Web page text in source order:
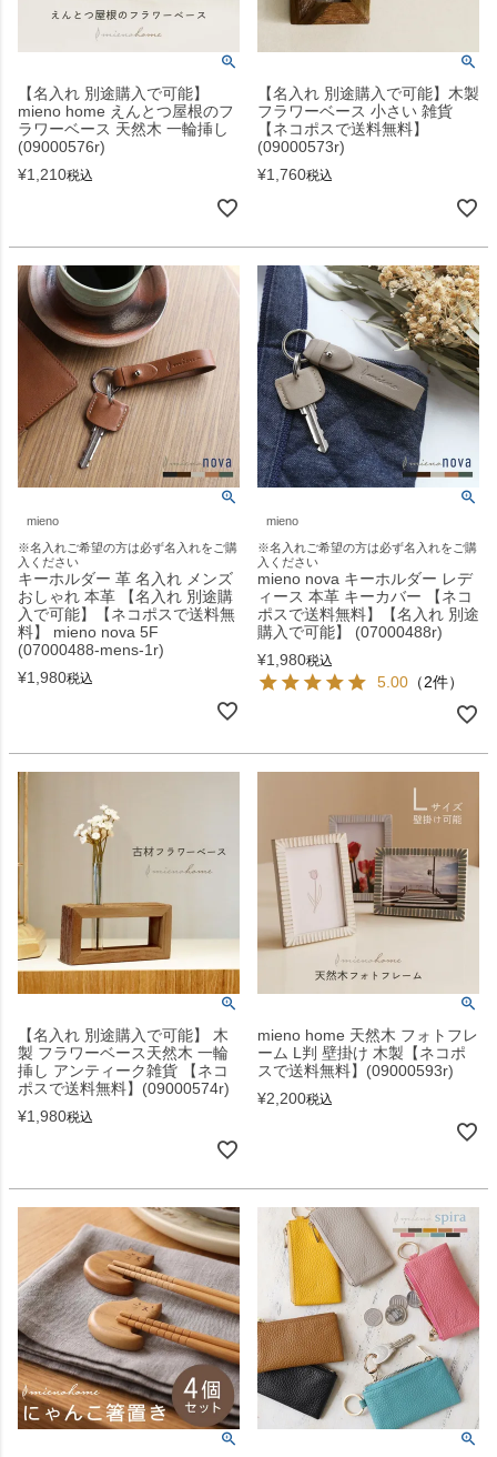
【名入れ 別途購入で可能】
mieno home えんとつ屋根のフ
ラワーベース 天然木 一輪挿し
(09000576r)
¥1,210税込
【名入れ 別途購入で可能】木製
フラワーベース 小さい 雑貨
【ネコポスで送料無料】
(09000573r)
¥1,760税込
mieno
※名入れご希望の方は必ず名入れをご購
入ください
キーホルダー 革 名入れ メンズ
おしゃれ 本革 【名入れ 別途購
入で可能】【ネコポスで送料無
料】 mieno nova 5F
(07000488-mens-1r)
¥1,980税込
mieno
※名入れご希望の方は必ず名入れをご購
入ください
mieno nova キーホルダー レデ
ィース 本革 キーカバー 【ネコ
ポスで送料無料】【名入れ 別途
購入で可能】 (07000488r)
¥1,980税込
5.00 （2件）
【名入れ 別途購入で可能】 木
製 フラワーベース天然木 一輪
挿し アンティーク雑貨 【ネコ
ポスで送料無料】(09000574r)
¥1,980税込
mieno home 天然木 フォトフレ
ーム L判 壁掛け 木製【ネコポ
スで送料無料】(09000593r)
¥2,200税込